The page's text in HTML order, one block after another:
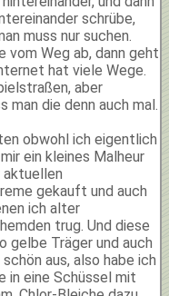
schrübe,
muss nur suchen.
vom Weg ab, dann geht
hat viele Wege.
aber
man die denn auch mal.
obwohl ich eigentlich
ein kleines Malheur
aktuellen
gekauft und auch
ich alter
trug. Und diese
gelbe Träger und auch
aus, also habe ich
in eine Schüssel mit